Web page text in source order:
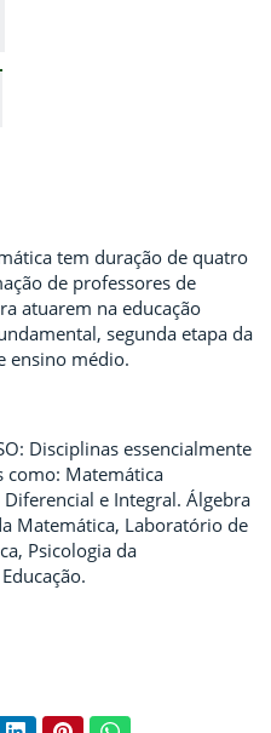
tem duração de quatro
de professores de
atuarem na educação
segunda etapa da
ensino médio.
Disciplinas essencialmente
como: Matemática
e Integral. Álgebra
Matemática, Laboratório de
Psicologia da
LinkedInPinterestWhatsApp